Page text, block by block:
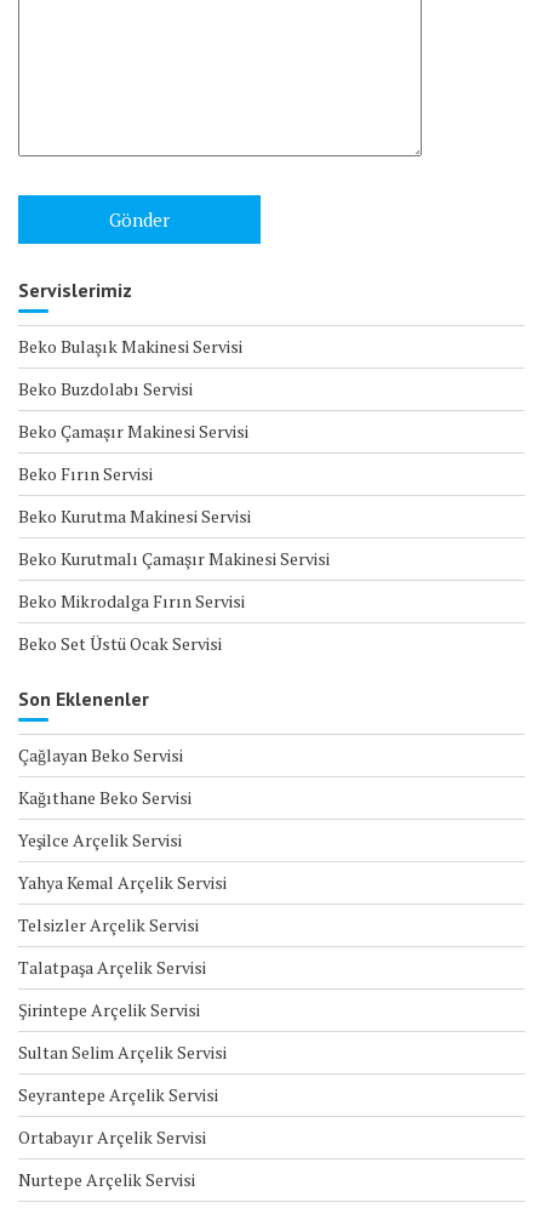
Servislerimiz
Beko Bulaşık Makinesi Servisi
Beko Buzdolabı Servisi
Beko Çamaşır Makinesi Servisi
Beko Fırın Servisi
Beko Kurutma Makinesi Servisi
Beko Kurutmalı Çamaşır Makinesi Servisi
Beko Mikrodalga Fırın Servisi
Beko Set Üstü Ocak Servisi
Son Eklenenler
Çağlayan Beko Servisi
Kağıthane Beko Servisi
Yeşilce Arçelik Servisi
Yahya Kemal Arçelik Servisi
Telsizler Arçelik Servisi
Talatpaşa Arçelik Servisi
Şirintepe Arçelik Servisi
Sultan Selim Arçelik Servisi
Seyrantepe Arçelik Servisi
Ortabayır Arçelik Servisi
Nurtepe Arçelik Servisi